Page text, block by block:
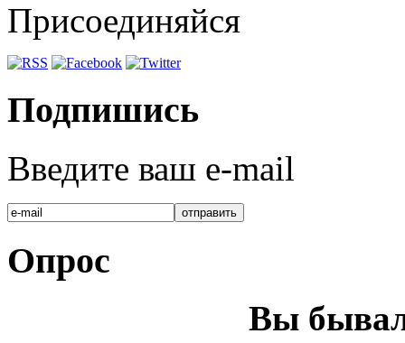
Присоединяйся
Подпишись
Введите ваш e-mail
Опрос
Вы